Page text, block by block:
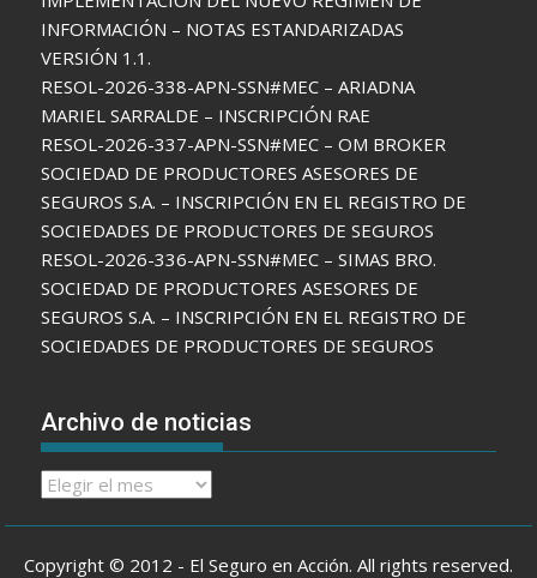
INFORMACIÓN – NOTAS ESTANDARIZADAS
VERSIÓN 1.1.
RESOL-2026-338-APN-SSN#MEC – ARIADNA
MARIEL SARRALDE – INSCRIPCIÓN RAE
RESOL-2026-337-APN-SSN#MEC – OM BROKER
SOCIEDAD DE PRODUCTORES ASESORES DE
SEGUROS S.A. – INSCRIPCIÓN EN EL REGISTRO DE
SOCIEDADES DE PRODUCTORES DE SEGUROS
RESOL-2026-336-APN-SSN#MEC – SIMAS BRO.
SOCIEDAD DE PRODUCTORES ASESORES DE
SEGUROS S.A. – INSCRIPCIÓN EN EL REGISTRO DE
SOCIEDADES DE PRODUCTORES DE SEGUROS
Archivo de noticias
Archivo
Copyright © 2012 - El Seguro en Acción. All rights reserved.